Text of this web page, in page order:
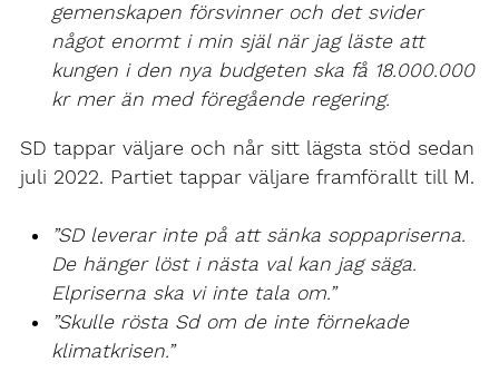
gemenskapen försvinner och det svider
något enormt i min själ när jag läste att
kungen i den nya budgeten ska få 18.000.000
kr mer än med föregående regering.
SD tappar väljare och når sitt lägsta stöd sedan
juli 2022. Partiet tappar väljare framförallt till M.
”SD leverar inte på att sänka soppapriserna.
De hänger löst i nästa val kan jag säga.
Elpriserna ska vi inte tala om.”
”Skulle rösta Sd om de inte förnekade
klimatkrisen.”